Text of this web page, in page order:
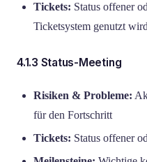
Tickets: Status offener
Ticketsystem genutzt
4.1.3 Status-Meeting
Risiken & Probleme:
für den Fortschritt
Tickets: Status offener